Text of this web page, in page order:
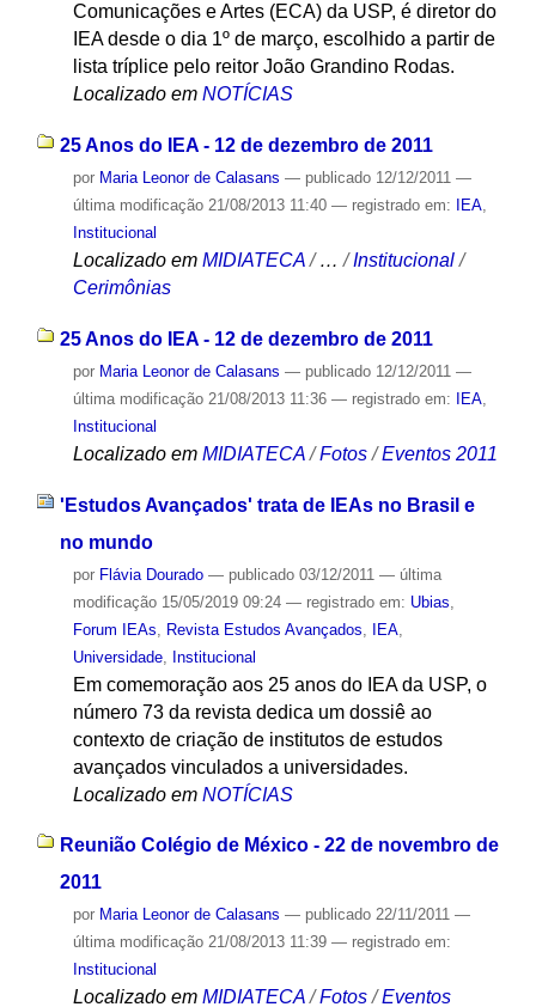
Comunicações e Artes (ECA) da USP, é diretor do
IEA desde o dia 1º de março, escolhido a partir de
lista tríplice pelo reitor João Grandino Rodas.
Localizado em NOTÍCIAS
25 Anos do IEA - 12 de dezembro de 2011
por Maria Leonor de Calasans — publicado12/12/2011 —
última modificação21/08/2013 11:40 — registrado em: IEA,
Institucional
Localizado em MIDIATECA /…/Institucional /
Cerimônias
25 Anos do IEA - 12 de dezembro de 2011
por Maria Leonor de Calasans — publicado12/12/2011 —
última modificação21/08/2013 11:36 — registrado em: IEA,
Institucional
Localizado em MIDIATECA /Fotos /Eventos 2011
'Estudos Avançados' trata de IEAs no Brasil e
no mundo
por Flávia Dourado — publicado03/12/2011 — última
modificação15/05/2019 09:24 — registrado em: Ubias
Forum IEAs
Revista Estudos Avançados IEA,
Universidade, Institucional
Em comemoração aos 25 anos do IEA da USP, o
número 73 da revista dedica um dossiê ao
contexto de criação de institutos de estudos
avançados vinculados a universidades.
Localizado em NOTÍCIAS
Reunião Colégio de México - 22 de novembro de
2011
por Maria Leonor de Calasans — publicado22/11/2011 —
última modificação21/08/2013 11:39 — registrado em:
Institucional
Localizado em MIDIATECA /Fotos /Eventos